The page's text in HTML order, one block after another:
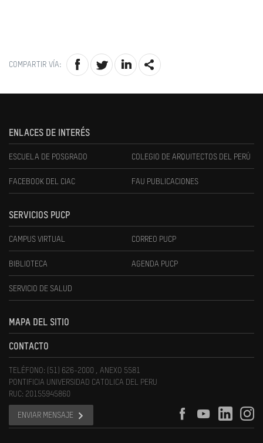
COMPARTIR VÍA:
ENLACES DE INTERÉS
ESCUELA DE POSGRADO COLEGIO DE ARQUITECTOS DEL PERÚ
FACEBOOK DEL CIAC FAU PUBLICACIONES
SERVICIOS PUCP
CAMPUS VIRTUAL CORREO PUCP
BIBLIOTECA AGENDA PUCP
SERVICIO DE SALUD
MAPA DEL SITIO
CONTACTO
TELÉFONO: (51) 626-2000 , ANEXO 5581
PONTIFICIA UNIVERSIDAD CATOLICA DEL PERU
RUC: 20155945860
ENVIAR MENSAJE